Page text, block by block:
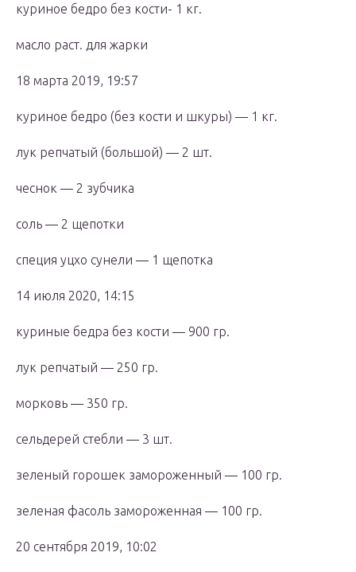
куриное бедро без кости- 1 кг.
масло раст. для жарки
18 марта 2019, 19:57
куриное бедро (без кости и шкуры) — 1 кг.
лук репчатый (большой) — 2 шт.
чеснок — 2 зубчика
соль — 2 щепотки
специя уцхо сунели — 1 щепотка
14 июля 2020, 14:15
куриные бедра без кости — 900 гр.
лук репчатый — 250 гр.
морковь — 350 гр.
сельдерей стебли — 3 шт.
зеленый горошек замороженный — 100 гр.
зеленая фасоль замороженная — 100 гр.
20 сентября 2019, 10:02